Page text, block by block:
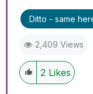
Ditto - same
2,409 Views
2 Likes